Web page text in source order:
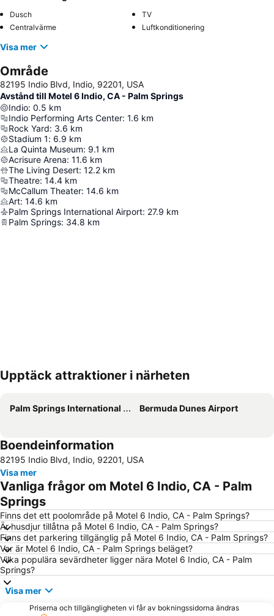
Dusch
TV
Centralvärme
Luftkonditionering
Visa mer
Område
82195 Indio Blvd, Indio, 92201, USA
Avstånd till Motel 6 Indio, CA - Palm Springs
Indio: 0.5 km
Indio Performing Arts Center: 1.6 km
Rock Yard: 3.6 km
Stadium 1: 6.9 km
La Quinta Museum: 9.1 km
Acrisure Arena: 11.6 km
The Living Desert: 12.2 km
Theatre: 14.4 km
McCallum Theater: 14.6 km
Art: 14.6 km
Palm Springs International Airport: 27.9 km
Palm Springs: 34.8 km
Förstora kartan
Upptäck attraktioner i närheten
Palm Springs International Airport Bermuda Dunes Airport
Boendeinformation
82195 Indio Blvd, Indio, 92201, USA
Visa mer
Vanliga frågor om Motel 6 Indio, CA - Palm
Springs
Finns det ett poolområde på Motel 6 Indio, CA - Palm Springs?
Är husdjur tillåtna på Motel 6 Indio, CA - Palm Springs?
Finns det parkering tillgänglig på Motel 6 Indio, CA - Palm Springs?
Var är Motel 6 Indio, CA - Palm Springs beläget?
Vilka populära sevärdheter ligger nära Motel 6 Indio, CA - Palm
Springs?
Visa mer
Priserna och tillgängligheten vi får av bokningssidorna ändras